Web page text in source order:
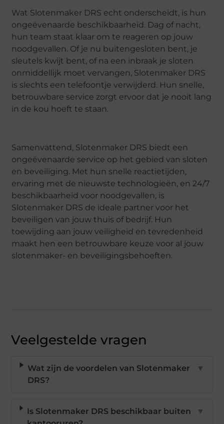
Wat Slotenmaker DRS echt onderscheidt, is hun
ongeëvenaarde beschikbaarheid. Dag of nacht,
hun team staat klaar om te reageren op jouw
noodgevallen. Of je nu buitengesloten bent, je
sleutels kwijt bent, of na een inbraak je sloten
onmiddellijk moet vervangen, Slotenmaker DRS
is slechts een telefoontje verwijderd. Hun snelle,
betrouwbare service zorgt ervoor dat je nooit lang
in de kou hoeft te staan.
Samenvattend, Slotenmaker DRS biedt een
ongeëvenaarde service op het gebied van sloten
en beveiliging. Met hun snelle reactietijden,
ervaring met de nieuwste technologieën, en 24/7
beschikbaarheid voor noodgevallen, is
Slotenmaker DRS de ideale partner voor het
beveiligen van jouw thuis of bedrijf. Hun
toewijding aan jouw veiligheid en tevredenheid
maakt hen een betrouwbare keuze voor al jouw
slotenmaker- en beveiligingsbehoeften.
Veelgestelde vragen
Wat zijn de voordelen van Slotenmaker
DRS?
▼
Is Slotenmaker DRS beschikbaar buiten
▼